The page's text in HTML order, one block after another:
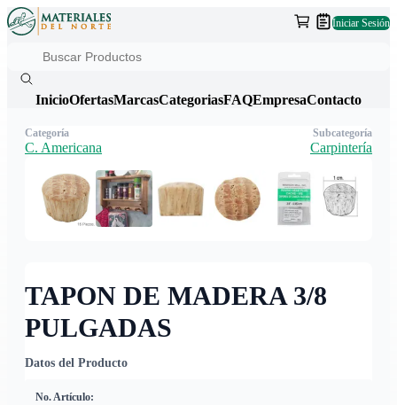
Iniciar Sesión
InicioOfertasMarcasCategoriasFAQEmpresaContacto
TAPON DE MADERA 3/8
PULGADAS
Datos del Producto
No. Artículo:
Categoría
C. Americana
Subcategoría
Carpintería